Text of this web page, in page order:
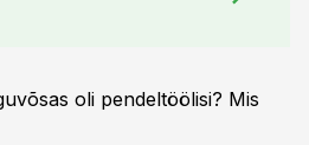
oli pendeltöölisi? Mis